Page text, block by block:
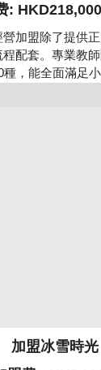
:
加盟除了提供
配套。專業教
，能全面滿足小
加盟冰雪時光